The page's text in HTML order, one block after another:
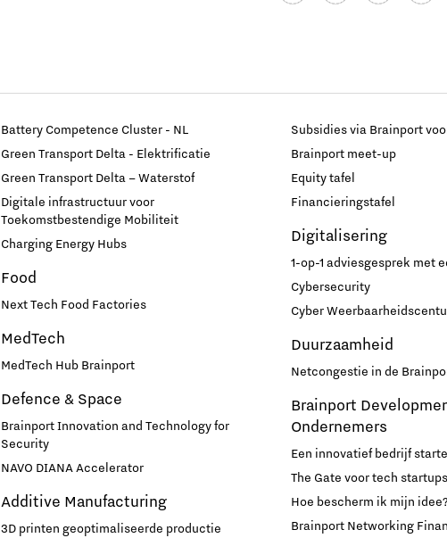
Battery Competence Cluster - NL
Green Transport Delta - Elektrificatie
Green Transport Delta – Waterstof
Digitale infrastructuur voor
Toekomstbestendige Mobiliteit
Charging Energy Hubs
Food
Next Tech Food Factories
MedTech
MedTech Hub Brainport
Defence & Space
Brainport Innovation and Technology for
Security
NAVO DIANA Accelerator
Additive Manufacturing
3D printen geoptimaliseerde productie
Subsidies via Brainport
Brainport meet-up
Equity tafel
Financieringstafel
Digitalisering
1-op-1 adviesgesprek met
Cybersecurity
Cyber
Duurzaamheid
Netcongestie in de
Brainport
Ondernemers
Een innovatief bedrijf
The Gate voor tech startups
Hoe bescherm ik mijn idee?
Brainport Networking